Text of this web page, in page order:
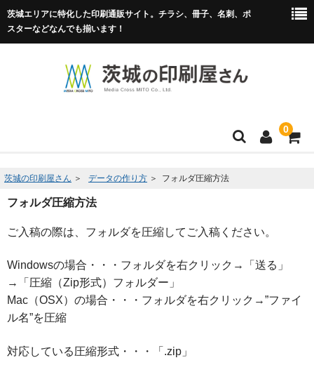
茨城エリアに特化した印刷通販サイト。チラシ、冊子、名刺、ポ
スターなどなんでも揃います！
0
HOME
フルカラー冊子印刷
チラシ
名刺
リーフレット
ポスター
データの作り方
茨城の印刷屋さん ＞ データの作り方 ＞ フォルダ圧縮方法
フォルダ圧縮方法
ご入稿の際は、フォルダを圧縮してご入稿ください。
Windowsの場合・・・フォルダを右クリック→「送る」
→「圧縮（Zip形式）フォルダー」
Mac（OSX）の場合・・・フォルダを右クリック→”ファイ
ル名”を圧縮
対応している圧縮形式・・・「.zip」